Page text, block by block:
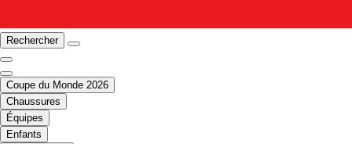
Rechercher
Coupe du Monde 2026
Chaussures
Équipes
Enfants